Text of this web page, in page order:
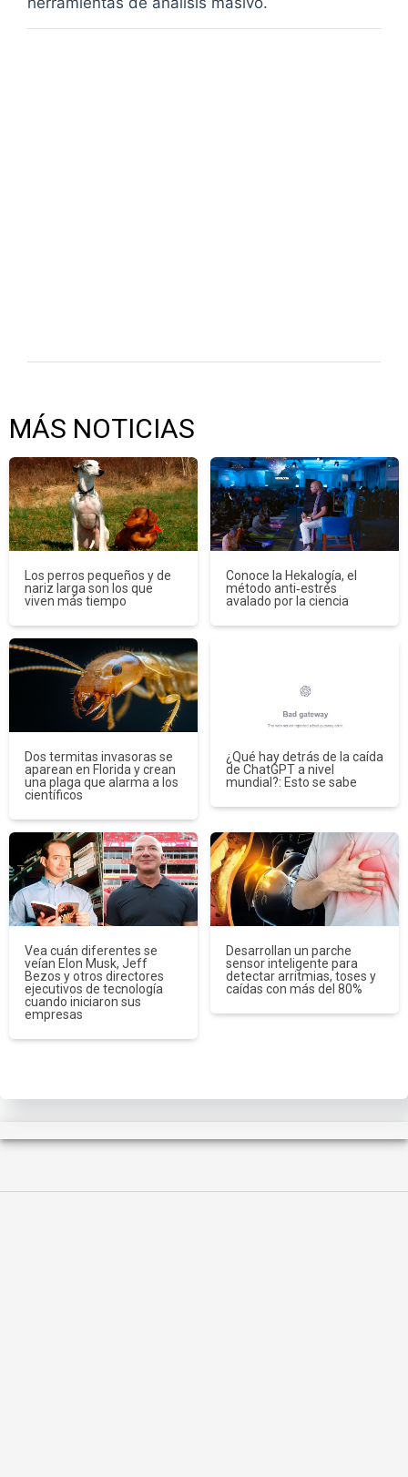
MÁS NOTICIAS
Los perros pequeños y de
nariz larga son los que
viven más tiempo
Conoce la Hekalogía, el
método anti‑estrés
avalado por la ciencia
Dos termitas invasoras se
aparean en Florida y crean
una plaga que alarma a los
científicos
¿Qué hay detrás de la caída
de ChatGPT a nivel
mundial?: Esto se sabe
Vea cuán diferentes se
veían Elon Musk, Jeff
Bezos y otros directores
ejecutivos de tecnología
cuando iniciaron sus
empresas
Desarrollan un parche
sensor inteligente para
detectar arritmias, toses y
caídas con más del 80%